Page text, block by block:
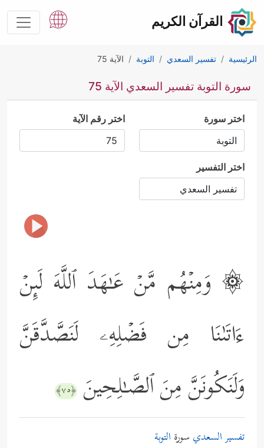
القرآن الكريم
الرئيسية تفسير السعدي التوبة الآية 75
سورة التوبة تفسير السعدي الآية 75
اختر سورة اختر رقم الآية
اختر التفسير
۞ وَمِنۡهُم مَّنۡ عَـٰهَدَ ٱللَّهَ لَىِٕنۡ
ءَاتَىٰنَا مِن فَضۡلِهِۦ لَنَصَّدَّقَنَّ
وَلَنَكُونَنَّ مِنَ ٱلصَّـٰلِحِینَ ﴿٧٥﴾
تفسير السعدي سورة التوبة